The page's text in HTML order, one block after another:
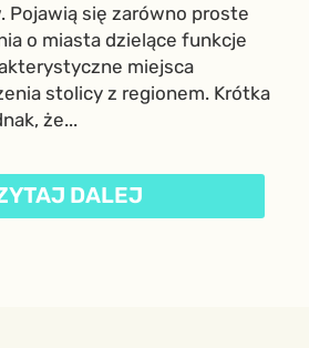
się zarówno proste
o miasta dzielące funkcje
miejsca
stolicy z regionem. Krótka
że...
DALEJ